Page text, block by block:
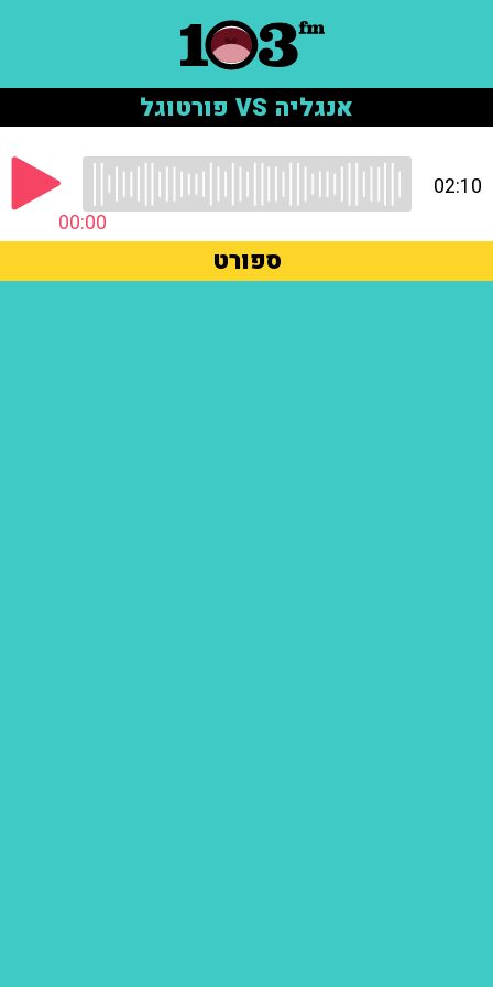
אנגליה VS פורטוגל
00:00
02:10
ספורט